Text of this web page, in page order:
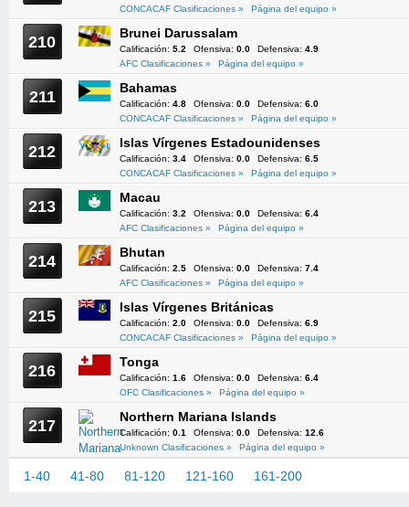
CONCACAF Clasificaciones »
Página del equipo »
210 Brunei Darussalam
Calificación: 5.2 Ofensiva: 0.0 Defensiva: 4.9
AFC Clasificaciones »
Página del equipo »
211 Bahamas
Calificación: 4.8 Ofensiva: 0.0 Defensiva: 6.0
CONCACAF Clasificaciones »
Página del equipo »
212 Islas Vírgenes Estadounidenses
Calificación: 3.4 Ofensiva: 0.0 Defensiva: 6.5
CONCACAF Clasificaciones »
Página del equipo »
213 Macau
Calificación: 3.2 Ofensiva: 0.0 Defensiva: 6.4
AFC Clasificaciones »
Página del equipo »
214 Bhutan
Calificación: 2.5 Ofensiva: 0.0 Defensiva: 7.4
AFC Clasificaciones »
Página del equipo »
215 Islas Vírgenes Británicas
Calificación: 2.0 Ofensiva: 0.0 Defensiva: 6.9
CONCACAF Clasificaciones »
Página del equipo »
216 Tonga
Calificación: 1.6 Ofensiva: 0.0 Defensiva: 6.4
OFC Clasificaciones »
Página del equipo »
217 Northern Mariana Islands
Calificación: 0.1 Ofensiva: 0.0 Defensiva: 12.6
Unknown Clasificaciones »
Página del equipo »
1-40 41-80 81-120 121-160 161-200